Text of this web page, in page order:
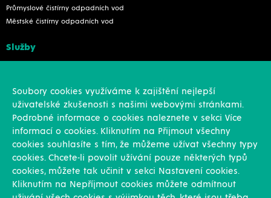
Průmyslové čistírny odpadních vod
Městské čistírny odpadních vod
Služby
Novinky
Soubory cookies využíváme k zajištění nejlepší
uživatelské zkušenosti s našimi webovými stránkami.
Podrobné informace o cookies naleznete v sekci Více
informací o cookies. Kliknutím na Přijmout všechny
cookies souhlasíte s tím, že můžeme užívat všechny typy
cookies. Chcete-li povolit užívání pouze některých typů
cookies, můžete tak učinit v sekci Nastavení cookies.
Kliknutím na Nepříjmout cookies můžete odmítnout